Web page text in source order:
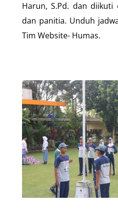
Harun, S.Pd. dan
dan panitia. Unduh
Tim Website- Humas.